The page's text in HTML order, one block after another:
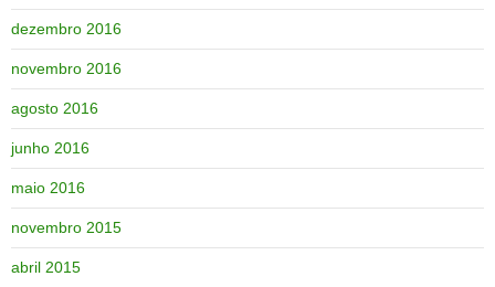
dezembro 2016
novembro 2016
agosto 2016
junho 2016
maio 2016
novembro 2015
abril 2015